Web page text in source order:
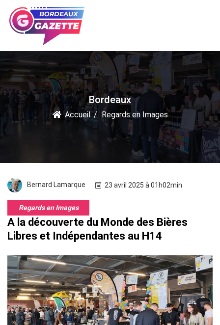
Bordeaux
Accueil Regards en Images
Bernard Lamarque 23 avril 2025 à 01h02min
Regards en Images
A la découverte du Monde des Bières
Libres et Indépendantes au H14